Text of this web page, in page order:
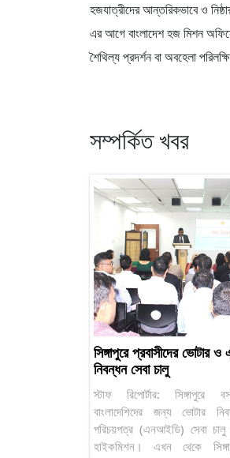
হজযাত্রীদের আন্তরিকভাবে ও
এর আগে বাংলাদেশ হজ মিশন অফিসে
শৈথিল্য প্রদর্শন বা অবহেলা
সম্পর্কিত খবর
সিঙ্গাপুরে প্রবাসীদের ভোটার
নিবন্ধন সেবা চালু
স্টাফ রিপোর্টার: সিঙ্গাপুরে
বাংলাদেশিদের জন্য ভোটার
পরিচয়পত্র (এনআইডি) সেবা চালু
হাইকমিশন। এখন থেকে